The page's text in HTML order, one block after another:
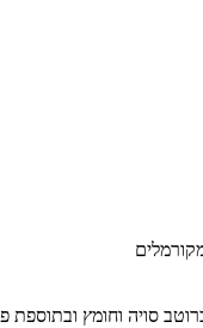
וחומץ ובתוספת פקאנים